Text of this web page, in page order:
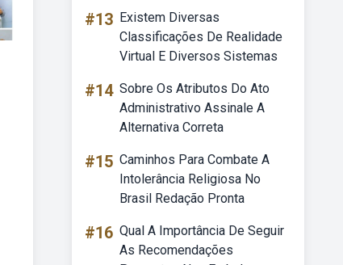
#13 Existem Diversas
Classificações De Realidade
Virtual E Diversos Sistemas
#14 Sobre Os Atributos Do Ato
Administrativo Assinale A
Alternativa Correta
#15 Caminhos Para Combate A
Intolerância Religiosa No
Brasil Redação Pronta
#16 Qual A Importância De Seguir
As Recomendações